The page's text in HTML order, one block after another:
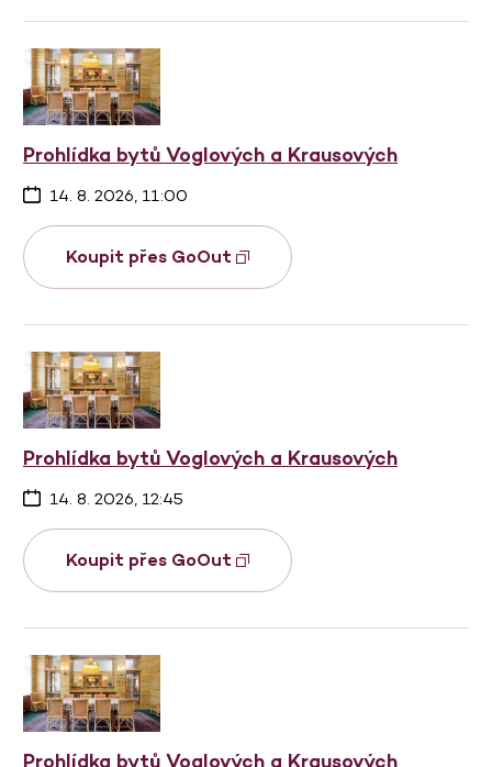
Prohlídka bytů Voglových a Krausových
14. 8. 2026, 11:00
Koupit přes GoOut
Prohlídka bytů Voglových a Krausových
14. 8. 2026, 12:45
Koupit přes GoOut
Prohlídka bytů Voglových a Krausových